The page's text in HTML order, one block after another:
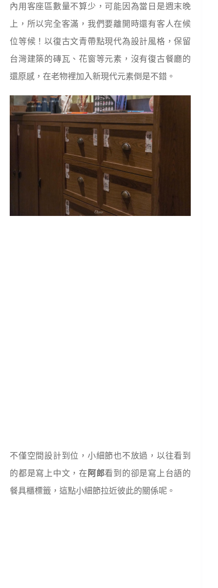
內用客座區數量不算少，可能因為當日是週末晚
上，所以完全客滿，我們要離開時還有客人在候
位等候！以復古文青帶點現代為設計風格，保留
台灣建築的磚瓦、花窗等元素，沒有復古餐廳的
還原感，在老物裡加入新現代元素倒是不錯。
不僅空間設計到位，小細節也不放過，以往看到
的都是寫上中文，在 阿郎看到的卻是寫上台語的
餐具櫃標籤，這點小細節拉近彼此的關係呢。